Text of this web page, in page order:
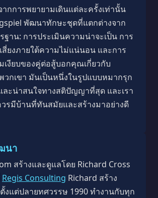
กการพยายามเดินแต่ละครั้งเท่านั้น
พัฒนาทักษะชุดที่แตกต่างจาก
าน: การประเมินความน่าจะเป็น การ
สี่ยงภายใต้ความไม่แน่นอน และการ
เงียบของคู่ต่อสู้บอกคุณเกี่ยวกับ
วกเขา มันเป็นหนึ่งในรูปแบบหมากรุก
ละน่าสนใจทางสติปัญญาที่สุด และเรา
รมีบ้านที่ทันสมัยและสร้างมาอย่างดี
นา
สร้างและดูแลโดย Richard Cross
Regis Consulting Richard สร้าง
งแต่ปลายทศวรรษ 1990 ทำงานกับทุก